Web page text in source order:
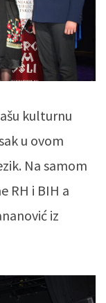
kulturnu
u ovom
Na samom
RH i BIH a
iz